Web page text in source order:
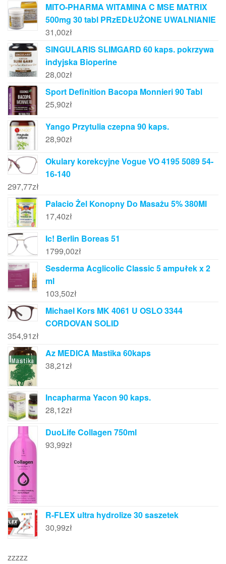
MITO-PHARMA WITAMINA C MSE MATRIX
500mg 30 tabl PRzEDŁUŻONE UWALNIANIE
31,00zł
SINGULARIS SLIMGARD 60 kaps. pokrzywa
indyjska Bioperine
28,00zł
Sport Definition Bacopa Monnieri 90 Tabl
25,90zł
Yango Przytulia czepna 90 kaps.
28,90zł
Okulary korekcyjne Vogue VO 4195 5089 54-
16-140
297,77zł
Palacio Żel Konopny Do Masażu 5% 380Ml
17,40zł
Ic! Berlin Boreas 51
1799,00zł
Sesderma Acglicolic Classic 5 ampułek x 2
ml
103,50zł
Michael Kors MK 4061 U OSLO 3344
CORDOVAN SOLID
354,91zł
Az MEDICA Mastika 60kaps
38,21zł
Incapharma Yacon 90 kaps.
28,12zł
DuoLife Collagen 750ml
93,99zł
R-FLEX ultra hydrolize 30 saszetek
30,99zł
zzzzz